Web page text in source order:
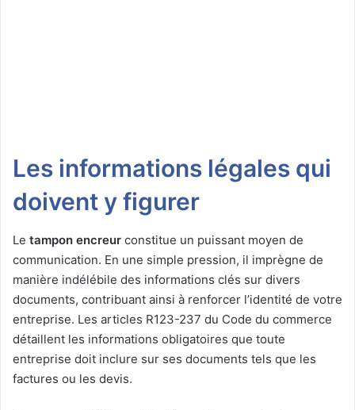
Les informations légales qui
doivent y figurer
Le tampon encreur constitue un puissant moyen de
communication. En une simple pression, il imprègne de
manière indélébile des informations clés sur divers
documents, contribuant ainsi à renforcer l’identité de votre
entreprise. Les articles R123-237 du Code du commerce
détaillent les informations obligatoires que toute
entreprise doit inclure sur ses documents tels que les
factures ou les devis.